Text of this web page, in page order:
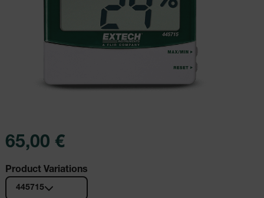
65,00 €
Product Variations
445715